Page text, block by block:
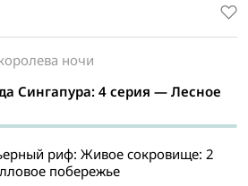
ночи
Сингапура: 4 серия — Лесное
риф: Живое сокровище: 2
побережье